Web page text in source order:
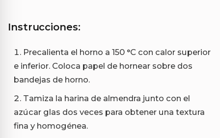
Instrucciones:
Precalienta el horno a 150 °C con calor superior
e inferior. Coloca papel de hornear sobre dos
bandejas de horno.
Tamiza la harina de almendra junto con el
azúcar glas dos veces para obtener una textura
fina y homogénea.